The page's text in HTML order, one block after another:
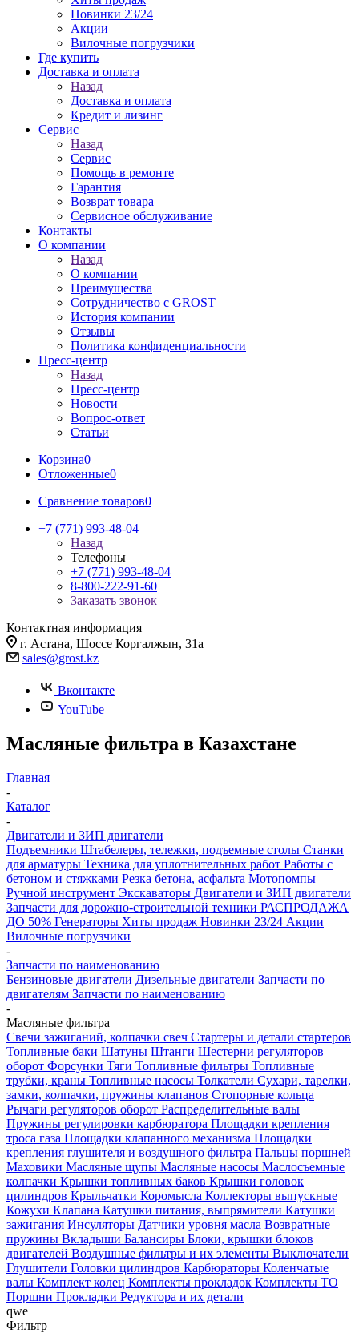
Новинки 23/24
Акции
Вилочные погрузчики
Где купить
Доставка и оплата
Назад
Доставка и оплата
Кредит и лизинг
Сервис
Назад
Сервис
Помощь в ремонте
Гарантия
Возврат товара
Сервисное обслуживание
Контакты
О компании
Назад
О компании
Преимущества
Сотрудничество с GROST
История компании
Отзывы
Политика конфиденциальности
Пресс-центр
Назад
Пресс-центр
Новости
Вопрос-ответ
Статьи
Корзина0
Отложенные0
Сравнение товаров0
+7 (771) 993-48-04
Назад
Телефоны
+7 (771) 993-48-04
8-800-222-91-60
Заказать звонок
Контактная информация
г. Астана, Шоссе Коргалжын, 31а
sales@grost.kz
Вконтакте
YouTube
Масляные фильтра в Казахстане
Главная
-
Каталог
-
Двигатели и ЗИП двигатели
Подъемники Штабелеры, тележки, подъемные столы Станки
для арматуры Техника для уплотнительных работ Работы с
бетоном и стяжками Резка бетона, асфальта Мотопомпы
Ручной инструмент Экскаваторы Двигатели и ЗИП двигатели
Запчасти для дорожно-строительной техники РАСПРОДАЖА
ДО 50% Генераторы Хиты продаж Новинки 23/24 Акции
Вилочные погрузчики
-
Запчасти по наименованию
Бензиновые двигатели Дизельные двигатели Запчасти по
двигателям Запчасти по наименованию
-
Масляные фильтра
Свечи зажиганий, колпачки свеч Стартеры и детали стартеров
Топливные баки Шатуны Штанги Шестерни регуляторов
оборот Форсунки Тяги Топливные фильтры Топливные
трубки, краны Топливные насосы Толкатели Сухари, тарелки,
замки, колпачки, пружины клапанов Стопорные кольца
Рычаги регуляторов оборот Распределительные валы
Пружины регулировки карбюратора Площадки крепления
троса газа Площадки клапанного механизма Площадки
крепления глушителя и воздушного фильтра Пальцы поршней
Маховики Масляные щупы Масляные насосы Маслосъемные
колпачки Крышки топливных баков Крышки головок
цилиндров Крыльчатки Коромысла Коллекторы выпускные
Кожухи Клапана Катушки питания, выпрямители Катушки
зажигания Инсуляторы Датчики уровня масла Возвратные
пружины Вкладыши Балансиры Блоки, крышки блоков
двигателей Воздушные фильтры и их элементы Выключатели
Глушители Головки цилиндров Карбюраторы Коленчатые
валы Комплект колец Комплекты прокладок Комплекты ТО
Поршни Прокладки Редуктора и их детали
qwe
Фильтр